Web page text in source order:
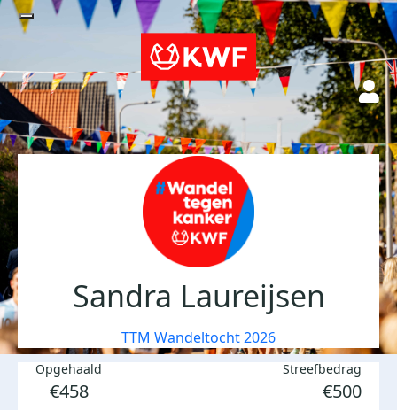
Sandra Laureijsen
TTM Wandeltocht 2026
Opgehaald
€458
Streefbedrag
€500